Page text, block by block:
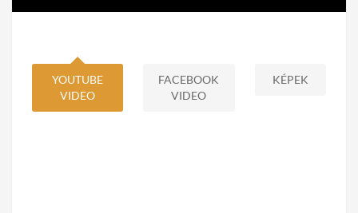
YOUTUBE
VIDEO
FACEBOOK
VIDEO
KÉPEK